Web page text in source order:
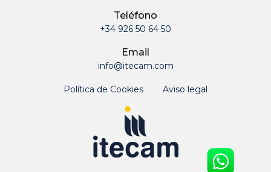
Teléfono
+34 926 50 64 50
Email
info@itecam.com
Política de Cookies Aviso legal